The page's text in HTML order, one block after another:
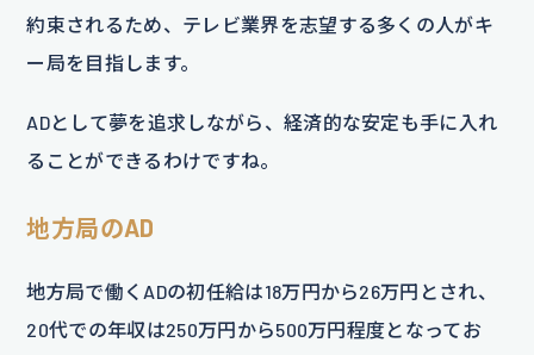
約束されるため、テレビ業界を志望する多くの人がキ
ー局を目指します。
ADとして夢を追求しながら、経済的な安定も手に入れ
ることができるわけですね。
地方局のAD
地方局で働くADの初任給は18万円から26万円とされ、
20代での年収は250万円から500万円程度となってお